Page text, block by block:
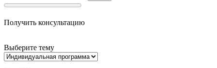
Получить консультацию
Выберите тему